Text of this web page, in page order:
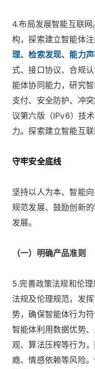
4.布局发展智能互联
构，探索建立智能体
理、检索发现、能力
式、接口协议、合规
能体协同能力，研究
支付、安全防护、冲
议第六版（IPv6）技
力。探索建立智能互联
守牢安全底线
坚持以人为本、智能
规范发展、鼓励创新
发展。
（一）明确产品准则
5.完善政策法规和伦
法规及伦理规范，发
势，确保智能体行为
智能体利用数据优势
观、算法压榨等行为
瘾、情感依赖等风险